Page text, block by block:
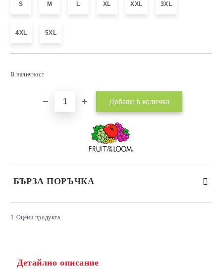
S M L XL XXL 3XL
4XL 5XL
В наличност
БЪРЗА ПОРЪЧКА
Оцени продукта
Детайлно описание